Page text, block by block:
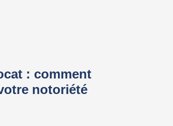
: comment
notoriété